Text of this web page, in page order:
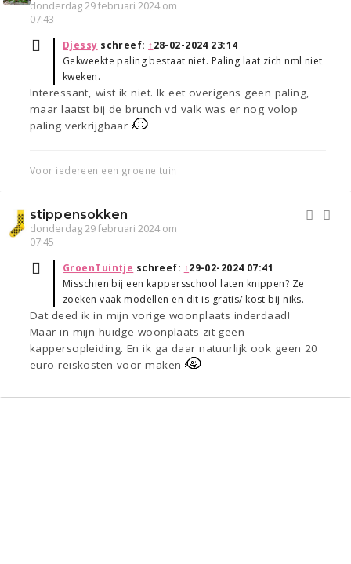
donderdag 29 februari 2024 om
07:43
Djessy schreef: ↑28-02-2024 23:14
Gekweekte paling bestaat niet. Paling laat zich nml niet
kweken.
Interessant, wist ik niet. Ik eet overigens geen paling,
maar laatst bij de brunch vd valk was er nog volop
paling verkrijgbaar
Voor iedereen een groene tuin
stippensokken
donderdag 29 februari 2024 om
07:45
GroenTuintje schreef: ↑29-02-2024 07:41
Misschien bij een kappersschool laten knippen? Ze
zoeken vaak modellen en dit is gratis/ kost bij niks.
Dat deed ik in mijn vorige woonplaats inderdaad!
Maar in mijn huidge woonplaats zit geen
kappersopleiding. En ik ga daar natuurlijk ook geen 20
euro reiskosten voor maken